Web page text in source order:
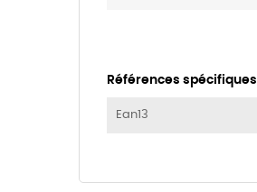
Références spécifiques
Ean13